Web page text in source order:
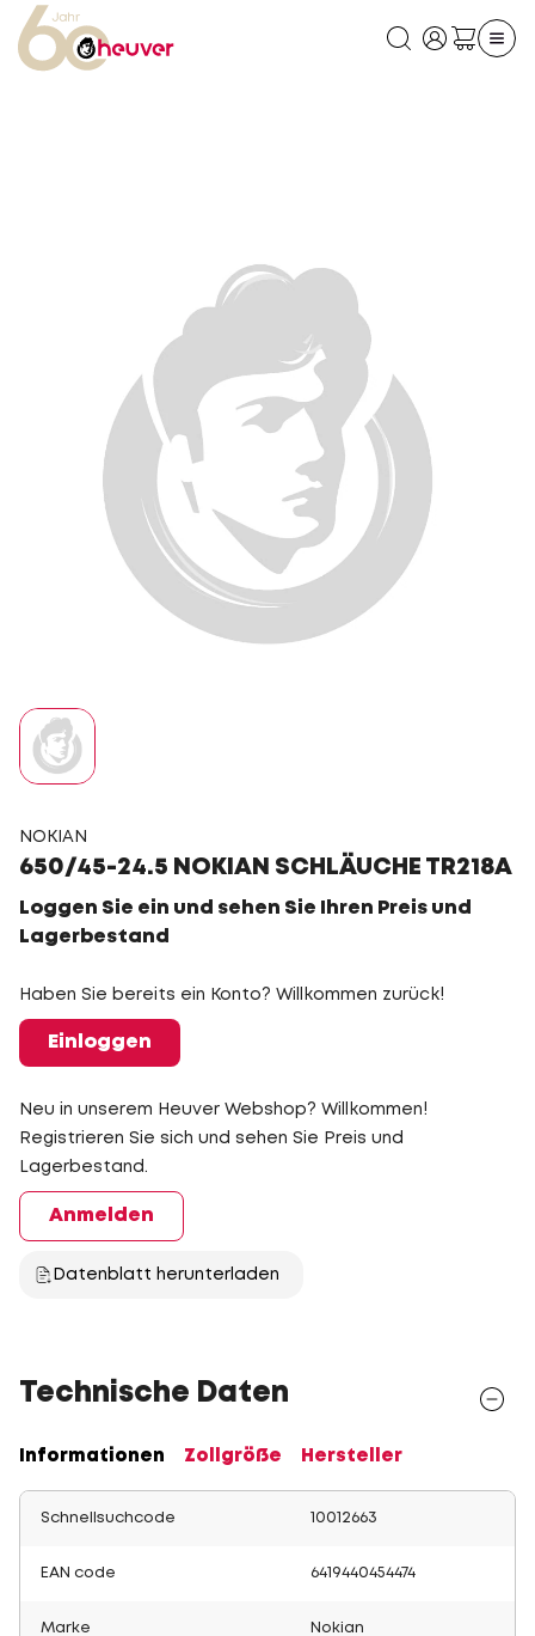
NOKIAN
650/45-24.5 NOKIAN SCHLÄUCHE TR218A
Loggen Sie ein und sehen Sie Ihren Preis und
Lagerbestand
Haben Sie bereits ein Konto? Willkommen zurück!
Einloggen
Neu in unserem Heuver Webshop? Willkommen!
Registrieren Sie sich und sehen Sie Preis und
Lagerbestand.
Anmelden
Datenblatt herunterladen
Technische Daten
Informationen Zollgröße Hersteller
Schnellsuchcode 10012663
EAN code 6419440454474
Marke Nokian